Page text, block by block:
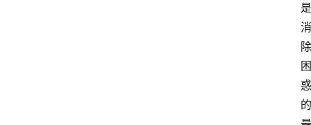
是
消
除
困
惑
的